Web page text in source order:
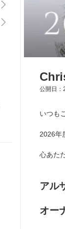
公開日
いつも
2026年
心あた
アル
オー